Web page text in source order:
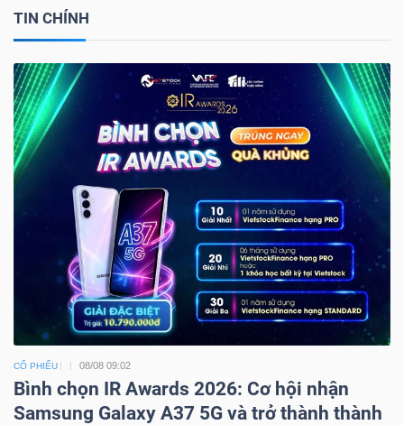
TIN CHÍNH
CỔ PHIẾU 08/08 09:02
Bình chọn IR Awards 2026: Cơ hội nhận
Samsung Galaxy A37 5G và trở thành thành